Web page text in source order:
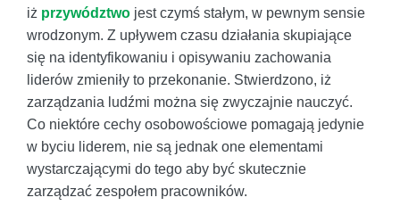
iż przywództwo jest czymś stałym, w pewnym sensie
wrodzonym. Z upływem czasu działania skupiające
się na identyfikowaniu i opisywaniu zachowania
liderów zmieniły to przekonanie. Stwierdzono, iż
zarządzania ludźmi można się zwyczajnie nauczyć.
Co niektóre cechy osobowościowe pomagają jedynie
w byciu liderem, nie są jednak one elementami
wystarczającymi do tego aby być skutecznie
zarządzać zespołem pracowników.